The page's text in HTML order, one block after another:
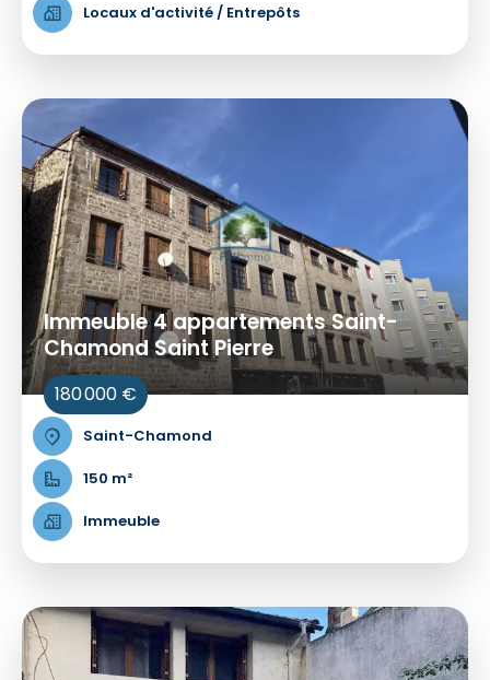
Locaux d'activité / Entrepôts
Immeuble 4 appartements Saint-
Chamond Saint Pierre
180 000 €
Saint-Chamond
150 m²
Immeuble